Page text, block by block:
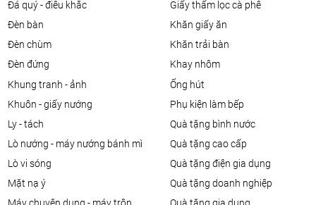
đá quý - điêu khắc
đèn bàn
đèn chùm
đèn đứng
giấy thấm lọc cà phê
khăn giấy ăn
khăn trải bàn
khay nhôm
khung tranh - ảnh
khuôn - giấy nướng
ly - tách
lò nướng - máy nướng bánh mì
lò vi sóng
mặt nạ ý
ống hút
phụ kiện làm bếp
quà tặng bình nước
quà tặng cao cấp
quà tặng điện gia dụng
quà tặng doanh nghiệp